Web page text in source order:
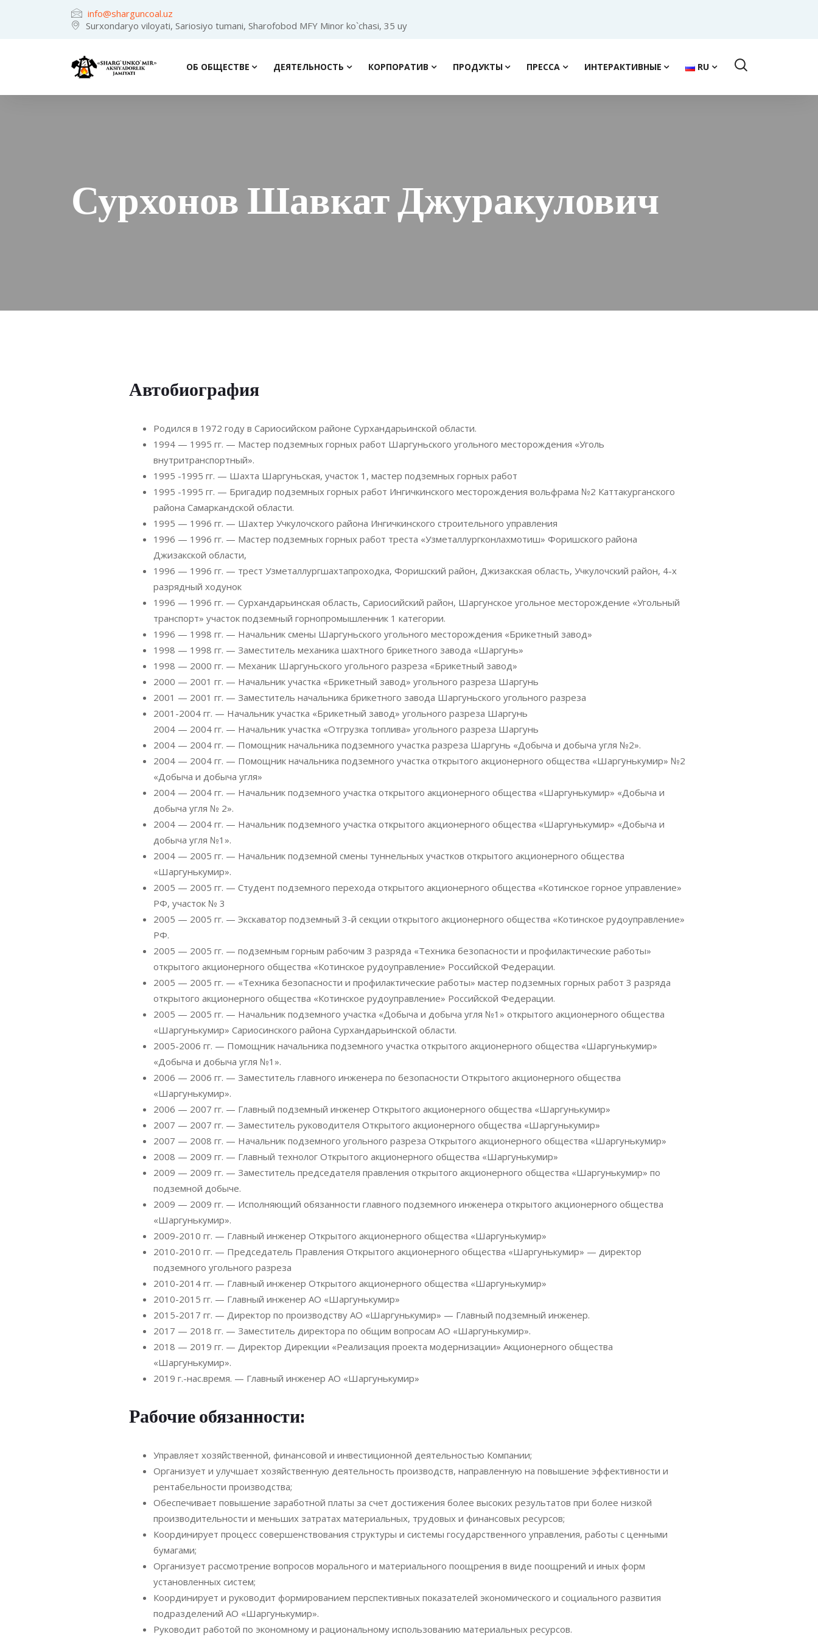
info@sharguncoal.uz
Surxondaryo viloyati, Sariosiyo tumani, Sharofobod MFY Minor ko`chasi, 35 uy
ОБ ОБЩЕСТВЕ ДЕЯТЕЛЬНОСТЬ КОРПОРАТИВ ПРОДУКТЫ ПРЕССА ИНТЕРАКТИВНЫЕ RU
Сурхонов Шавкат Джуракулович
Автобиография
Родился в 1972 году в Сариосийском районе Сурхандарьинской области.
1994 — 1995 гг. — Мастер подземных горных работ Шаргуньского угольного месторождения «Уголь
внутритранспортный».
1995 -1995 гг. — Шахта Шаргуньская, участок 1, мастер подземных горных работ
1995 -1995 гг. — Бригадир подземных горных работ Ингичкинского месторождения вольфрама №2 Каттакурганского
района Самаркандской области.
1995 — 1996 гг. — Шахтер Учкулочского района Ингичкинского строительного управления
1996 — 1996 гг. — Мастер подземных горных работ треста «Узметаллургконлахмотиш» Форишского района
Джизакской области,
1996 — 1996 гг. — трест Узметаллургшахтапроходка, Форишский район, Джизакская область, Учкулочский район, 4-х
разрядный ходунок
1996 — 1996 гг. — Сурхандарьинская область, Сариосийский район, Шаргунское угольное месторождение «Угольный
транспорт» участок подземный горнопромышленник 1 категории.
1996 — 1998 гг. — Начальник смены Шаргуньского угольного месторождения «Брикетный завод»
1998 — 1998 гг. — Заместитель механика шахтного брикетного завода «Шаргунь»
1998 — 2000 гг. — Механик Шаргуньского угольного разреза «Брикетный завод»
2000 — 2001 гг. — Начальник участка «Брикетный завод» угольного разреза Шаргунь
2001 — 2001 гг. — Заместитель начальника брикетного завода Шаргуньского угольного разреза
2001-2004 гг. — Начальник участка «Брикетный завод» угольного разреза Шаргунь
2004 — 2004 гг. — Начальник участка «Отгрузка топлива» угольного разреза Шаргунь
2004 — 2004 гг. — Помощник начальника подземного участка разреза Шаргунь «Добыча и добыча угля №2».
2004 — 2004 гг. — Помощник начальника подземного участка открытого акционерного общества «Шаргунькумир» №2
«Добыча и добыча угля»
2004 — 2004 гг. — Начальник подземного участка открытого акционерного общества «Шаргунькумир» «Добыча и
добыча угля № 2».
2004 — 2004 гг. — Начальник подземного участка открытого акционерного общества «Шаргунькумир» «Добыча и
добыча угля №1».
2004 — 2005 гг. — Начальник подземной смены туннельных участков открытого акционерного общества
«Шаргунькумир».
2005 — 2005 гг. — Студент подземного перехода открытого акционерного общества «Котинское горное управление»
РФ, участок № 3
2005 — 2005 гг. — Экскаватор подземный 3-й секции открытого акционерного общества «Котинское рудоуправление»
РФ.
2005 — 2005 гг. — подземным горным рабочим 3 разряда «Техника безопасности и профилактические работы»
открытого акционерного общества «Котинское рудоуправление» Российской Федерации.
2005 — 2005 гг. — «Техника безопасности и профилактические работы» мастер подземных горных работ 3 разряда
открытого акционерного общества «Котинское рудоуправление» Российской Федерации.
2005 — 2005 гг. — Начальник подземного участка «Добыча и добыча угля №1» открытого акционерного общества
«Шаргунькумир» Сариосинского района Сурхандарьинской области.
2005-2006 гг. — Помощник начальника подземного участка открытого акционерного общества «Шаргунькумир»
«Добыча и добыча угля №1».
2006 — 2006 гг. — Заместитель главного инженера по безопасности Открытого акционерного общества
«Шаргунькумир».
2006 — 2007 гг. — Главный подземный инженер Открытого акционерного общества «Шаргунькумир»
2007 — 2007 гг. — Заместитель руководителя Открытого акционерного общества «Шаргунькумир»
2007 — 2008 гг. — Начальник подземного угольного разреза Открытого акционерного общества «Шаргунькумир»
2008 — 2009 гг. — Главный технолог Открытого акционерного общества «Шаргунькумир»
2009 — 2009 гг. — Заместитель председателя правления открытого акционерного общества «Шаргунькумир» по
подземной добыче.
2009 — 2009 гг. — Исполняющий обязанности главного подземного инженера открытого акционерного общества
«Шаргунькумир».
2009-2010 гг. — Главный инженер Открытого акционерного общества «Шаргунькумир»
2010-2010 гг. — Председатель Правления Открытого акционерного общества «Шаргунькумир» — директор
подземного угольного разреза
2010-2014 гг. — Главный инженер Открытого акционерного общества «Шаргунькумир»
2010-2015 гг. — Главный инженер АО «Шаргунькумир»
2015-2017 гг. — Директор по производству АО «Шаргунькумир» — Главный подземный инженер.
2017 — 2018 гг. — Заместитель директора по общим вопросам АО «Шаргунькумир».
2018 — 2019 гг. — Директор Дирекции «Реализация проекта модернизации» Акционерного общества
«Шаргунькумир».
2019 г.-нас.время. — Главный инженер АО «Шаргунькумир»
Рабочие обязанности:
Управляет хозяйственной, финансовой и инвестиционной деятельностью Компании;
Организует и улучшает хозяйственную деятельность производств, направленную на повышение эффективности и
рентабельности производства;
Обеспечивает повышение заработной платы за счет достижения более высоких результатов при более низкой
производительности и меньших затратах материальных, трудовых и финансовых ресурсов;
Координирует процесс совершенствования структуры и системы государственного управления, работы с ценными
бумагами;
Организует рассмотрение вопросов морального и материального поощрения в виде поощрений и иных форм
установленных систем;
Координирует и руководит формированием перспективных показателей экономического и социального развития
подразделений АО «Шаргунькумир».
Руководит работой по экономному и рациональному использованию материальных ресурсов.